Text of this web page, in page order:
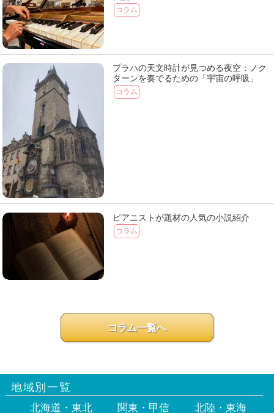
コラム
プラハの天文時計が見つめる夜空：ノク
ターンを奏でるための「宇宙の呼吸」
コラム
ピアニストが題材の人気の小説紹介
コラム
コラム一覧へ
地域別一覧
北海道・東北 関東・甲信 北陸・東海